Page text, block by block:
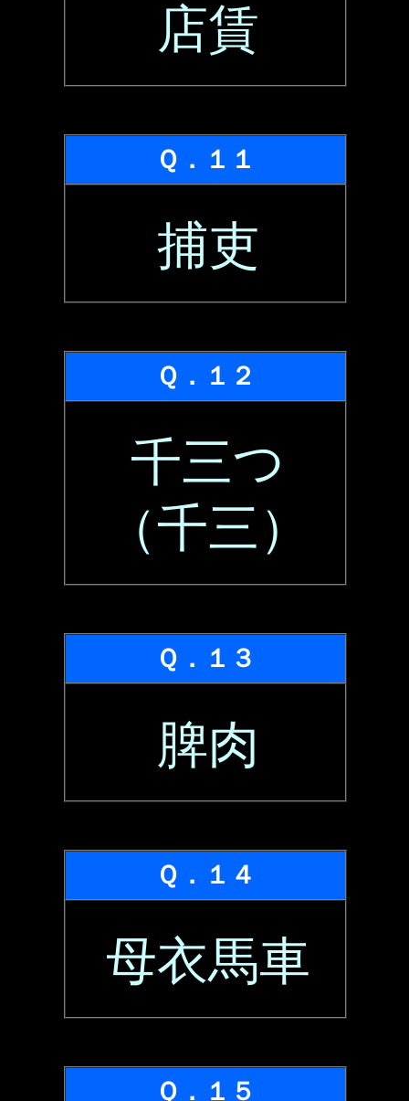
店賃
Ｑ．１１
捕吏
Ｑ．１２
千三つ
（千三）
Ｑ．１３
脾肉
Ｑ．１４
母衣馬車
Ｑ．１５